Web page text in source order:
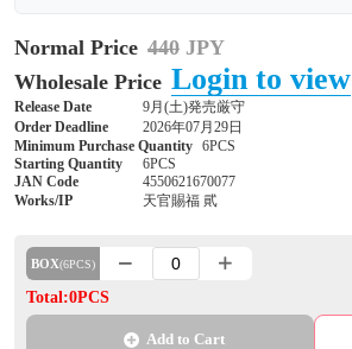
Normal Price 440 JPY
Wholesale Price Login to view
Release Date
9月(土)発売厳守
Order Deadline
2026年07月29日
Minimum Purchase Quantity 6PCS
Starting Quantity
6PCS
JAN Code
4550621670077
Works/IP
天官賜福 貮
BOX(6PCS)
Total:0PCS
Add to Cart